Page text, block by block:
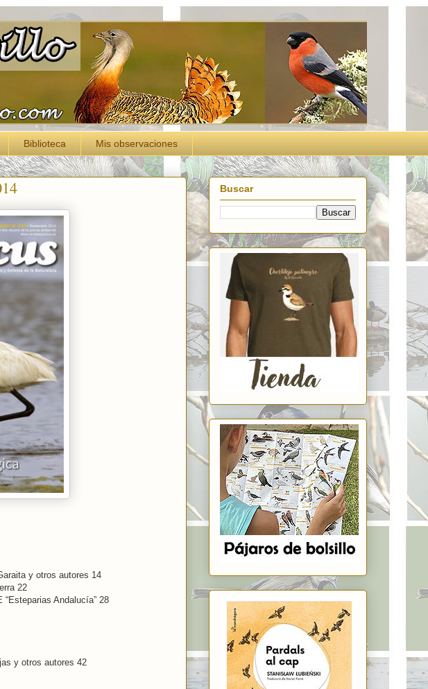
Biblioteca Mis observaciones
y otros autores 14
22
Andalucía” 28
y otros autores 42
Buscar